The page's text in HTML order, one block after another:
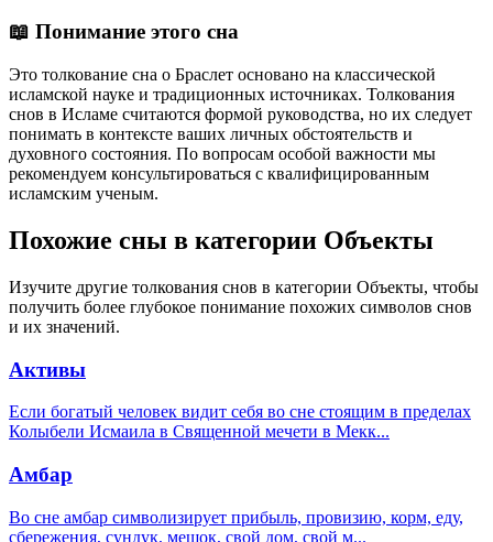
📖 Понимание этого сна
Это толкование сна о Браслет основано на классической
исламской науке и традиционных источниках. Толкования
снов в Исламе считаются формой руководства, но их следует
понимать в контексте ваших личных обстоятельств и
духовного состояния. По вопросам особой важности мы
рекомендуем консультироваться с квалифицированным
исламским ученым.
Похожие сны в категории Объекты
Изучите другие толкования снов в категории Объекты, чтобы
получить более глубокое понимание похожих символов снов
и их значений.
Активы
Если богатый человек видит себя во сне стоящим в пределах
Колыбели Исмаила в Священной мечети в Мекк...
Амбар
Во сне амбар символизирует прибыль, провизию, корм, еду,
сбережения, сундук, мешок, свой дом, свой м...